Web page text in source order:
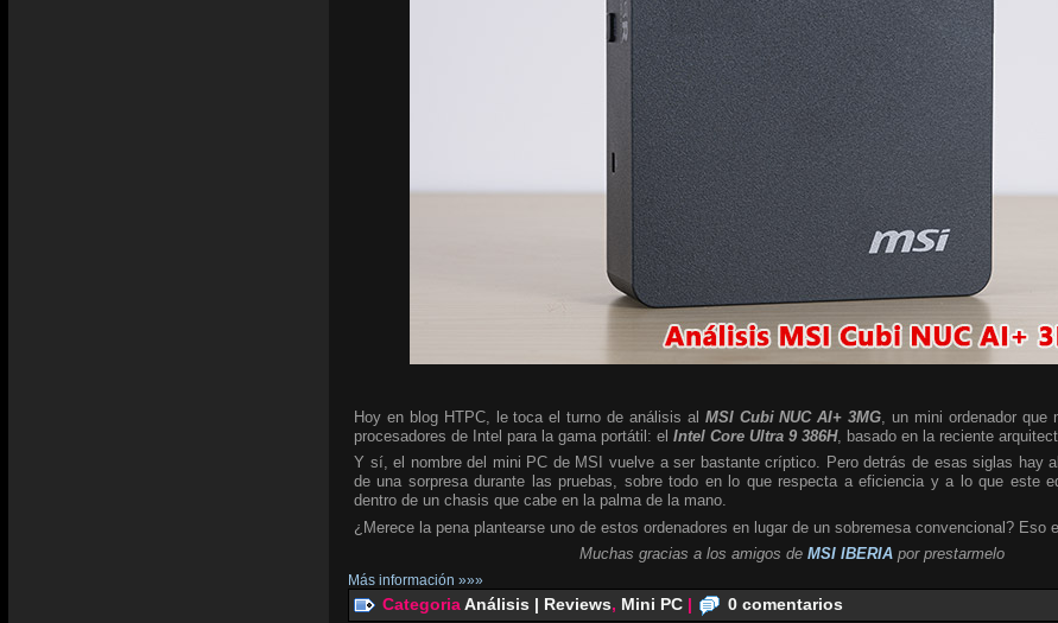
Hoy en blog HTPC, le toca el turno de análisis al MSI Cubi NUC AI+ 3MG , un mini ordenador
procesadores de Intel para la gama portátil: el Intel Core Ultra 9 386H, basado en la reciente
Y sí, el nombre del mini PC de MSI vuelve a ser bastante críptico. Pero detrás de esas siglas hay
de una sorpresa durante las pruebas, sobre todo en lo que respecta a eficiencia y a lo que este
dentro de un chasis que cabe en la palma de la mano.
¿Merece la pena plantearse uno de estos ordenadores en lugar de un sobremesa convencional? Eso
Muchas gracias a los amigos de MSI IBERIA por prestarmelo
Más información »»»
CategoriaAnálisis | Reviews, Mini PC | 0 comentarios